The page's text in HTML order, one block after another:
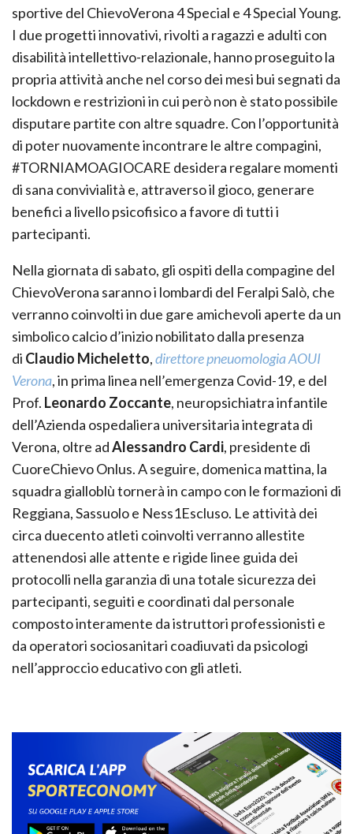
sportive del ChievoVerona 4 Special e 4 Special Young.
I due progetti innovativi, rivolti a ragazzi e adulti con
disabilità intellettivo-relazionale, hanno proseguito la
propria attività anche nel corso dei mesi bui segnati da
lockdown e restrizioni in cui però non è stato possibile
disputare partite con altre squadre. Con l’opportunità
di poter nuovamente incontrare le altre compagini,
#TORNIAMOAGIOCARE desidera regalare momenti
di sana convivialità e, attraverso il gioco, generare
benefici a livello psicofisico a favore di tutti i
partecipanti.
Nella giornata di sabato, gli ospiti della compagine del
ChievoVerona saranno i lombardi del Feralpi Salò, che
verranno coinvolti in due gare amichevoli aperte da un
simbolico calcio d’inizio nobilitato dalla presenza
di Claudio Micheletto,direttore pneuomologia AOUI
Verona, in prima linea nell’emergenza Covid-19, e del
Prof. Leonardo Zoccante, neuropsichiatra infantile
dell’Azienda ospedaliera universitaria integrata di
Verona, oltre adAlessandro Cardi, presidente di
CuoreChievo Onlus. A seguire, domenica mattina, la
squadra gialloblù tornerà in campo con le formazioni di
Reggiana, Sassuolo e Ness1Escluso. Le attività dei
circa duecento atleti coinvolti verranno allestite
attenendosi alle attente e rigide linee guida dei
protocolli nella garanzia di una totale sicurezza dei
partecipanti, seguiti e coordinati dal personale
composto interamente da istruttori professionisti e
da operatori sociosanitari coadiuvati da psicologi
nell’approccio educativo con gli atleti.